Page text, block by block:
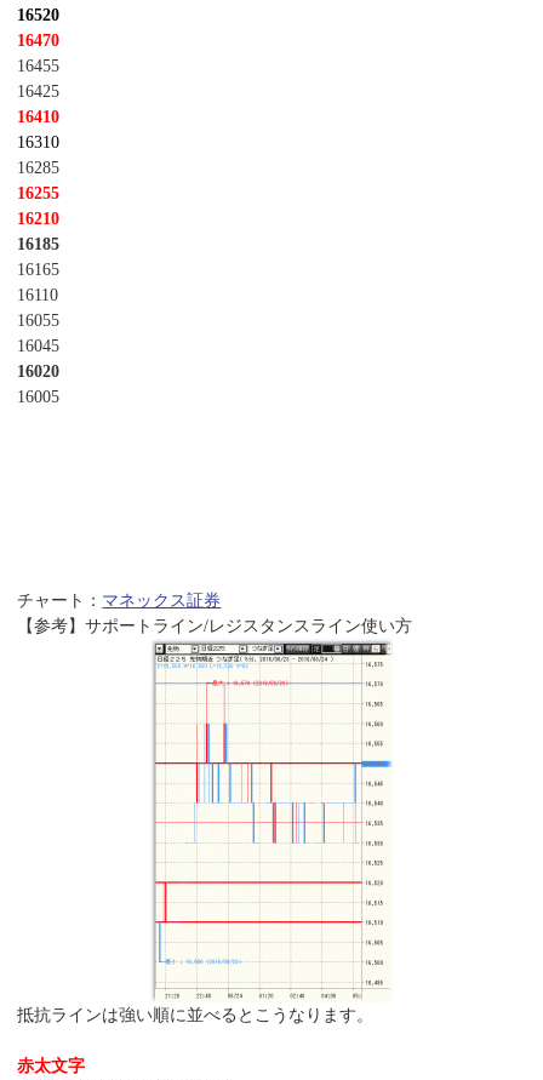
16520
16470
16455
16425
16410
16310
16285
16255
16210
16185
16165
16110
16055
16045
16020
16005
チャート： マネックス証券
【参考】サポートライン/レジスタンスライン使い方
抵抗ラインは強い順に並べるとこうなります。
赤太文字